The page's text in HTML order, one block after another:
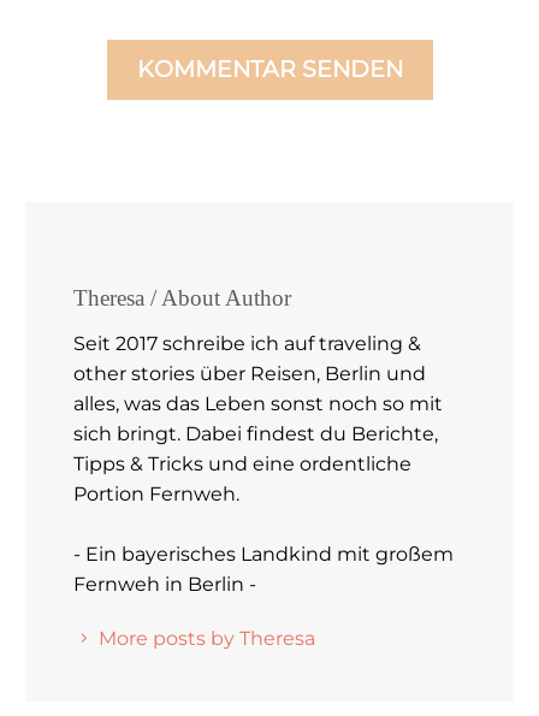
KOMMENTAR SENDEN
Theresa / About Author
Seit 2017 schreibe ich auf traveling &
other stories über Reisen, Berlin und
alles, was das Leben sonst noch so mit
sich bringt. Dabei findest du Berichte,
Tipps & Tricks und eine ordentliche
Portion Fernweh.
- Ein bayerisches Landkind mit großem
Fernweh in Berlin -
More posts by Theresa